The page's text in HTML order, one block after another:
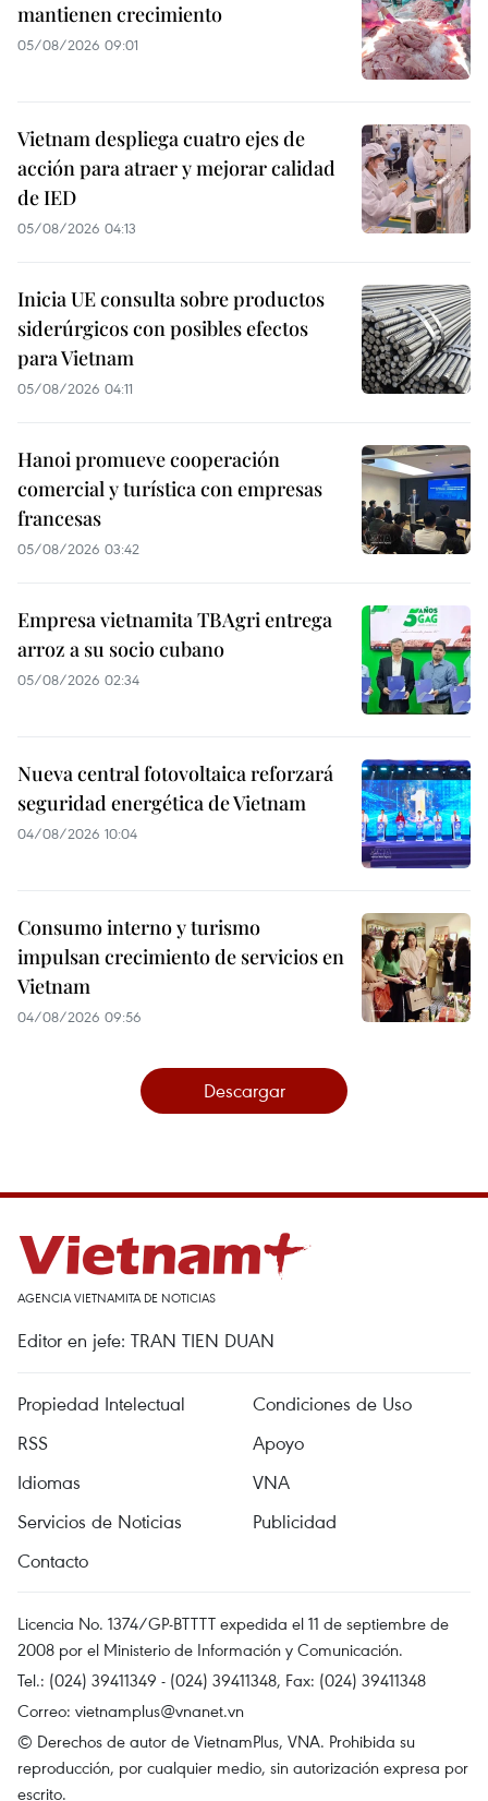
mantienen crecimiento
05/08/2026 09:01
Vietnam despliega cuatro ejes de
acción para atraer y mejorar calidad
de IED
05/08/2026 04:13
Inicia UE consulta sobre productos
siderúrgicos con posibles efectos
para Vietnam
05/08/2026 04:11
Hanoi promueve cooperación
comercial y turística con empresas
francesas
05/08/2026 03:42
Empresa vietnamita TBAgri entrega
arroz a su socio cubano
05/08/2026 02:34
Nueva central fotovoltaica reforzará
seguridad energética de Vietnam
04/08/2026 10:04
Consumo interno y turismo
impulsan crecimiento de servicios en
Vietnam
04/08/2026 09:56
Descargar
AGENCIA VIETNAMITA DE NOTICIAS
Editor en jefe: TRAN TIEN DUAN
Propiedad Intelectual
Condiciones de Uso
RSS
Apoyo
Idiomas
VNA
Servicios de Noticias
Publicidad
Contacto
Licencia No. 1374/GP-BTTTT expedida el 11 de septiembre de
2008 por el Ministerio de Información y Comunicación.
Tel.: (024) 39411349 - (024) 39411348, Fax: (024) 39411348
Correo: vietnamplus@vnanet.vn
© Derechos de autor de VietnamPlus, VNA. Prohibida su
reproducción, por cualquier medio, sin autorización expresa por
escrito.